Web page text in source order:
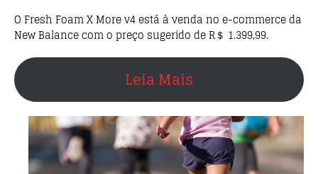
O Fresh Foam X More v4 está à venda no e-commerce da
New Balance com o preço sugerido de R＄ 1.399,99.
Leia Mais